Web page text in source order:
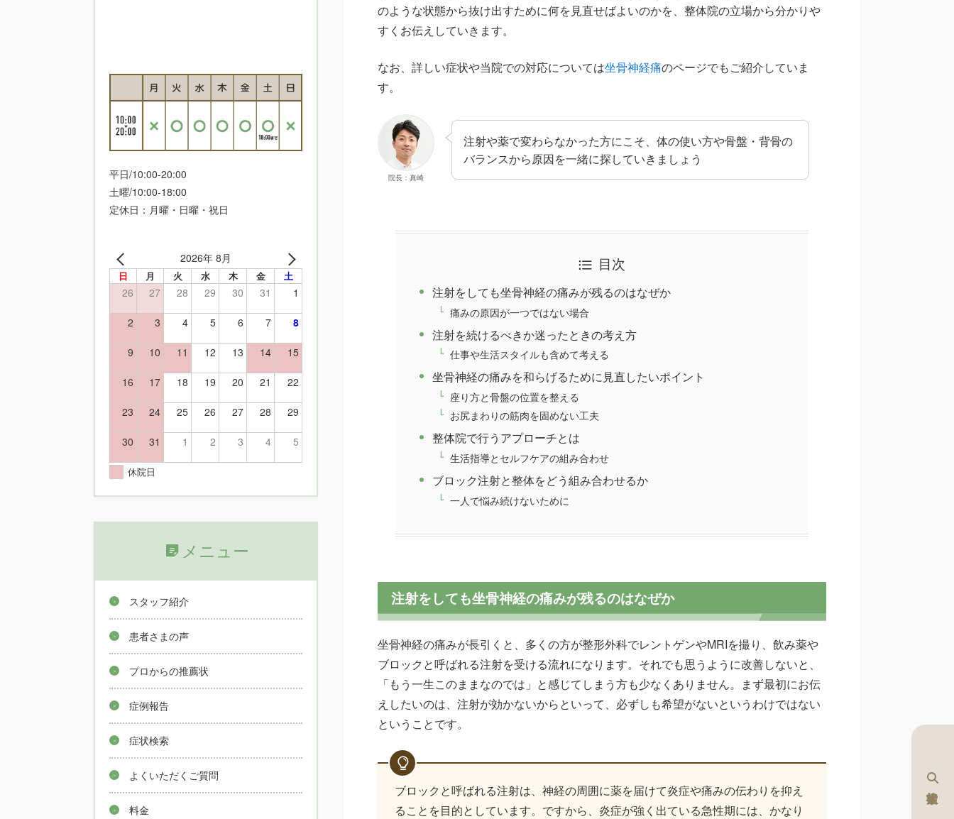
のような状態から抜け出すために何を見直せばよいのかを、整体院の立場から分かりや
すくお伝えしていきます。
なお、詳しい症状や当院での対応については坐骨神経痛のページでもご紹介していま
す。
院長：真崎
注射や薬で変わらなかった方にこそ、体の使い方や骨盤・背骨の
バランスから原因を一緒に探していきましょう
目次
注射をしても坐骨神経の痛みが残るのはなぜか
痛みの原因が一つではない場合
注射を続けるべきか迷ったときの考え方
仕事や生活スタイルも含めて考える
坐骨神経の痛みを和らげるために見直したいポイント
座り方と骨盤の位置を整える
お尻まわりの筋肉を固めない工夫
整体院で行うアプローチとは
生活指導とセルフケアの組み合わせ
ブロック注射と整体をどう組み合わせるか
一人で悩み続けないために
注射をしても坐骨神経の痛みが残るのはなぜか
坐骨神経の痛みが長引くと、多くの方が整形外科でレントゲンやMRIを撮り、飲み薬や
ブロックと呼ばれる注射を受ける流れになります。それでも思うように改善しないと、
「もう一生このままなのでは」と感じてしまう方も少なくありません。まず最初にお伝
えしたいのは、注射が効かないからといって、必ずしも希望がないというわけではない
ということです。
ブロックと呼ばれる注射は、神経の周囲に薬を届けて炎症や痛みの伝わりを抑え
ることを目的としています。ですから、炎症が強く出ている急性期には、かなり
平日/10:00-20:00
土曜/10:00-18:00
定休日：月曜・日曜・祝日
2026年 8月
日 月 火 水 木 金 土
26 27 28 29 30 31 1
2 3 4 5 6 7 8
9 10 11 12 13 14 15
16 17 18 19 20 21 22
23 24 25 26 27 28 29
30 31 1 2 3 4 5
休院日
メニュー
スタッフ紹介
患者さまの声
プロからの推薦状
症例報告
症状検索
よくいただくご質問
料金